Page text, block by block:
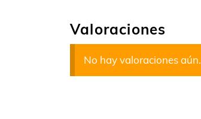
Valoraciones
No hay valoraciones aún.